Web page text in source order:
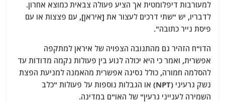
למעורבות דיפלומטית אך הציע פעולה צבאית כמוצא אחרון.
לדבריו, יש "שתי דרכים לעצור את [איראן], עם פצצות או עם
פיסת נייר כתובה".
הדו"ח הזהיר גם מהתגובה הצפויה של איראן למתקפה
אפשרית, ואמר כי היא יכולה לנוע בין פעולות נקמה מדודות עד
להסלמה חמורה, כולל נסיגה אפשרית מהאמנה למניעת הפצת
נשק גרעיני (NPT) או הגבלות נוספות על פעולות "כלב
השמירה לענייני גרעין" של האו"ם במדינה.